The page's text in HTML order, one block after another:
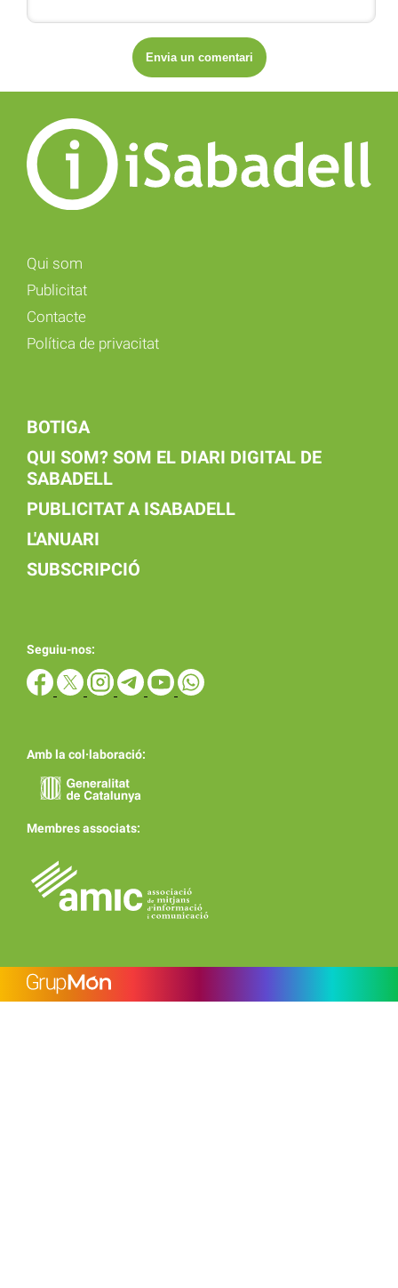
Qui som
Publicitat
Contacte
Política de privacitat
BOTIGA
QUI SOM? SOM EL DIARI DIGITAL DE
SABADELL
PUBLICITAT A ISABADELL
L'ANUARI
SUBSCRIPCIÓ
Seguiu-nos:
Amb la col·laboració:
Membres associats: